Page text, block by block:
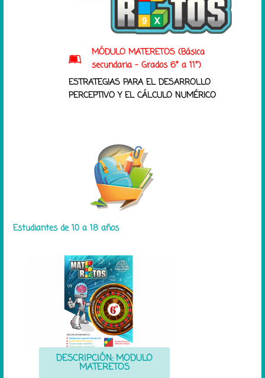
MÓDULO MATERETOS (Básica
secundaria - Grados 6° a 11°)
ESTRATEGIAS PARA EL DESARROLLO
PERCEPTIVO Y EL CÁLCULO NUMÉRICO
Estudiantes de 10 a 18 años
DESCRIPCIÓN: MODULO
MATERETOS